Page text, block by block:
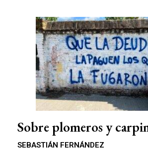
Sobre plomeros y
SEBASTIÁN FERNÁNDEZ